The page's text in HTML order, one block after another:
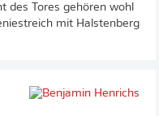
des Tores gehören wohl
mit Halstenberg